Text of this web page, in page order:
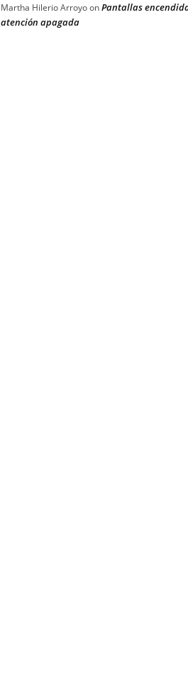
Martha Hilerio ArroyoonPantallas
atención apagada